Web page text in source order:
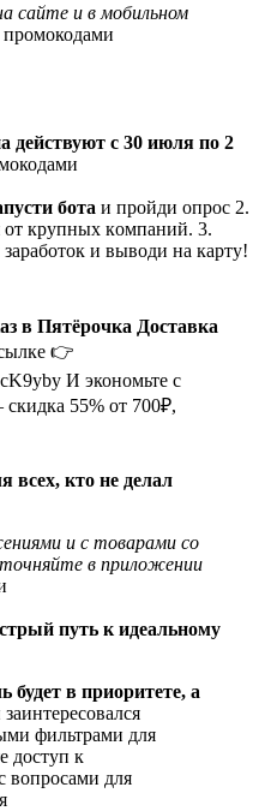
сайте и в мобильном
промокодами
с 30 июля по 2
бота и пройди опрос 2.
кpyпныx кoмпaний. 3.
и вывoди на кapтy!
в Пятёрочка Доставка
👉
И экономьте с
55% от 700₽,
всех, кто не делал
и с товарами со
в приложении
путь к идеальному
в приоритете, а
фильтрами для
доступ к
вопросами для